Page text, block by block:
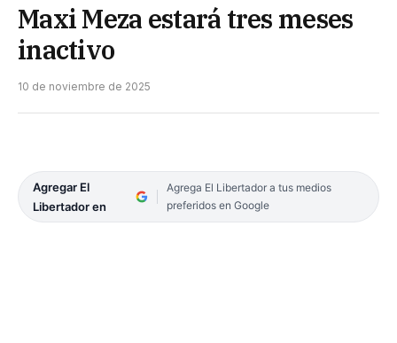
Maxi Meza estará tres meses
inactivo
10 de noviembre de 2025
Agregar El
Libertador en
Agrega El Libertador a tus medios
preferidos en Google